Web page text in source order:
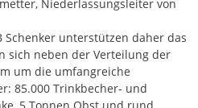
Niederlassungsleiter von
Schenker unterstützen daher das
sich neben der Verteilung der
um die umfangreiche
85.000 Trinkbecher- und